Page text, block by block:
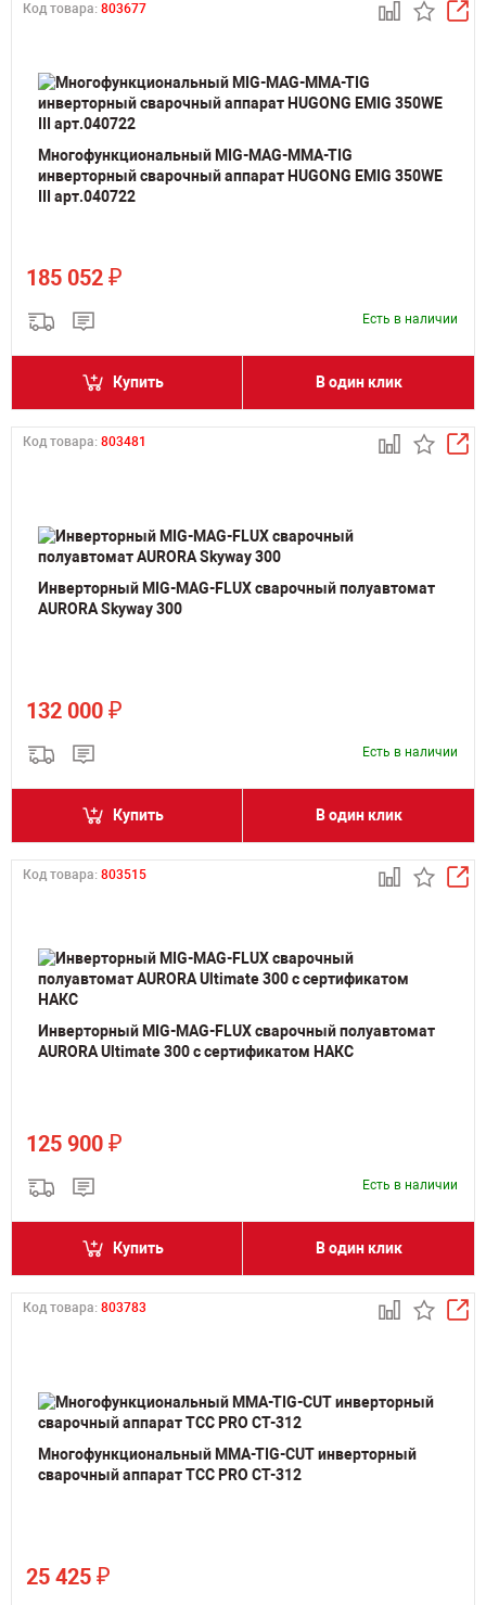
Код товара: 803677
Многофункциональный MIG-MAG-MMA-TIG
инверторный сварочный аппарат HUGONG EMIG 350WE
III арт.040722
185 052 ₽
Есть в наличии
Купить В один клик
Код товара: 803481
Инверторный MIG-MAG-FLUX сварочный полуавтомат
AURORA Skyway 300
132 000 ₽
Есть в наличии
Купить В один клик
Код товара: 803515
Инверторный MIG-MAG-FLUX сварочный полуавтомат
AURORA Ultimate 300 с сертификатом НАКС
125 900 ₽
Есть в наличии
Купить В один клик
Код товара: 803783
Многофункциональный MMA-TIG-CUT инверторный
сварочный аппарат ТСС PRO CT-312
25 425 ₽